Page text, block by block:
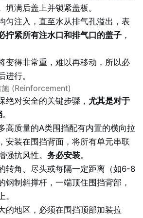
填满后盖上并锁紧盖板。
匀注入，直至水从排气孔溢出，表
拧紧所有注水口和排气口的盖子 ，
变得非常重，难以再移动，所以必
进行。
施 (Reinforcement)
绝对安全的关键步骤， 尤其是对于
。
高质量的A类围挡配有内置的横向拉
安装在围挡背面，将所有单元串联
强抗风性。务必安装。
转角、尽头或每隔一定距离（如6-8
钢制斜撑杆，一端顶住围挡背部，
。
的地区，必须在围挡顶部加装拉